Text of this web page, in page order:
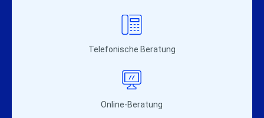
Telefonische Beratung
Online-Beratung